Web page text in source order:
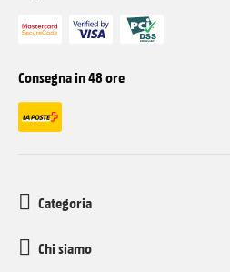
Consegna in 48 ore
Categoria
Chi siamo